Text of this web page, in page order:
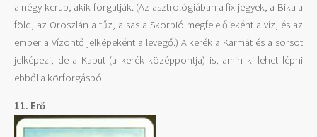
a négy kerub, akik forgatják. (Az asztrológiában a fix jegyek, a Bika a
föld, az Oroszlán a tűz, a sas a Skorpió megfelelőjeként a víz, és az
ember a Vízöntő jelképeként a levegő.) A kerék a Karmát és a sorsot
jelképezi, de a Kaput (a kerék középpontja) is, amin ki lehet lépni
ebből a körforgásból.
11. Erő